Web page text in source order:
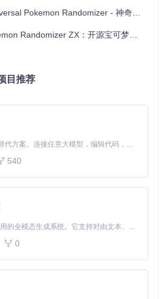
随机化按钮
锁更多可能性
ROM文件时，批量随机化功能就能
dabomstew/pkrandom/BatchRand
多个文件，节省时间和精力。
和道具的名称，你可以在src/com/da
config/customnames.rncn
的独特宝可梦世界，让游戏更具个性
师队伍随机，逐步探索更多高级功能。
欢的随机化配置保存为预设，下次使用
复设置。
动程序时提示Java相关错误，请检查J
Randomizer - 神奇宝贝世界的大胆重构
ZX：开源宝可梦随机化工具解锁自定义玩法新体验
目推荐
Claude Code 的开源替代方案。连接任意大模型，编辑代码，运行命令，自动验证 — 全自动执行。用 Rust 构建，极致性能。 ｜ An open-source alternative to Claude Code. Connect any LLM, edit code, run commands, and verify changes — autonomously. Built in Rust for speed. Get Started
540
MiniMax H3 是一个通用的全模态生成系统。它支持对由文本、图像、视频和音频组成的多模态上下文进行统一理解，并能生成分辨率高达 2K、时长可达 15 秒的带原生立体声音频的视频。得益于面向任务泛化的系统设计，H3 在预训练阶段就已具备广泛的多模态上下文理解与生成能力，能够出色地执行复杂的多模态指令。
0